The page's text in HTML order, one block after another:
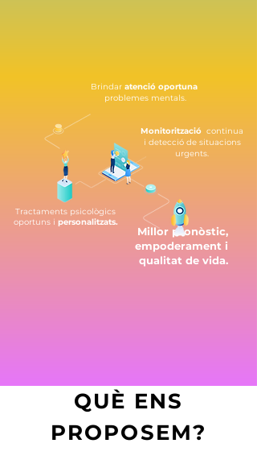
Brindar atenció oportuna
problemes mentals.
Monitorització continua
i detecció de situacions
urgents.
Tractaments psicològics
oportuns i personalitzats.
Millor pronòstic,
empoderament i
qualitat de vida.
QUÈ ENS
PROPOSEM?